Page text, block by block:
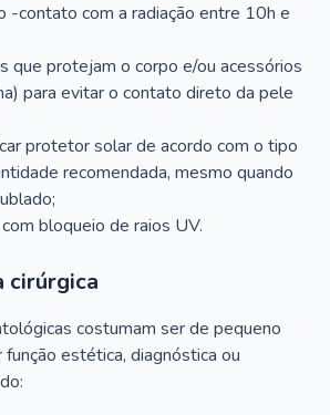
-contato com a radiação entre 10h e
que protejam o corpo e/ou acessórios
para evitar o contato direto da pele
protetor solar de acordo com o tipo
recomendada, mesmo quando
bloqueio de raios UV.
cirúrgica
costumam ser de pequeno
estética, diagnóstica ou